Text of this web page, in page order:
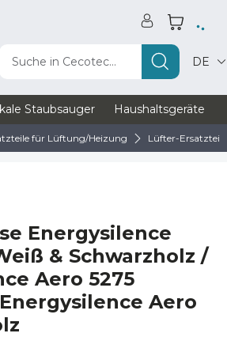
Suche in Cecotec... DE
Staubsauger Haushaltsgeräte
für Lüftung/Heizung Lüfter-Ersatzteile
Energysilence
& Schwarzholz /
Aero 5275
Aero